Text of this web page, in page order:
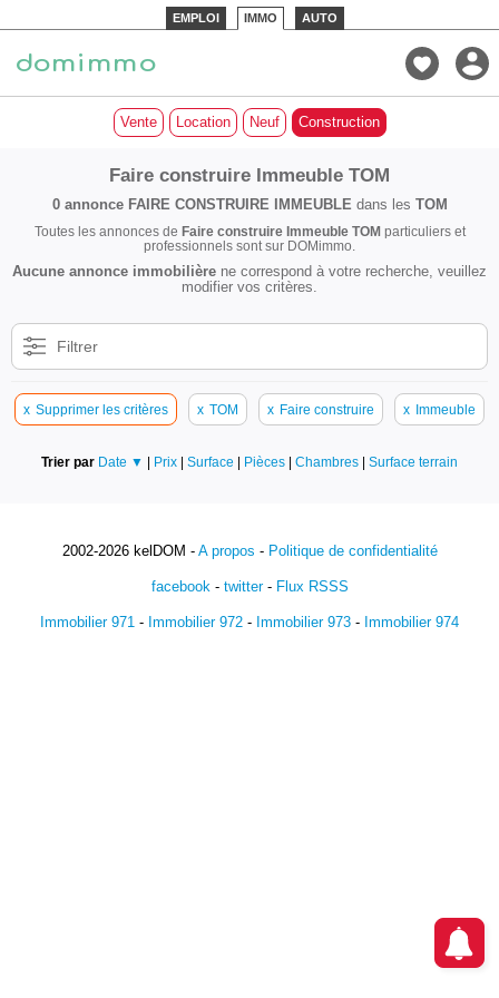
EMPLOI IMMO AUTO
Vente Location Neuf Construction
Faire construire Immeuble TOM
0 annonce FAIRE CONSTRUIRE IMMEUBLE dans les TOM
Toutes les annonces de Faire construire Immeuble TOMparticuliers et
professionnels sont sur DOMimmo.
Aucune annonce immobilière ne correspond à votre recherche, veuillez
modifier vos critères.
Filtrer
x Supprimer les critères x TOM x Faire construire x Immeuble
Trier par Date ▼ | Prix | Surface | Pièces | Chambres | Surface terrain
2002-2026 kelDOM - A propos - Politique de confidentialité
facebook- twitter- Flux RSSS
Immobilier 971 - Immobilier 972 - Immobilier 973 - Immobilier 974